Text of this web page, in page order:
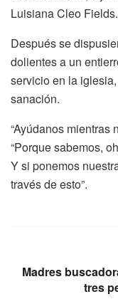
Luisiana Cleo Fields.
Después se
dolientes a un
servicio en la
sanación.
“Ayúdanos mientras
“Porque sabemos,
Y si ponemos
través de esto”.
Madres
tres